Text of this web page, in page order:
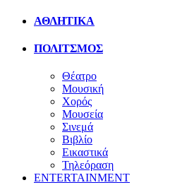
ΑΘΛΗΤΙΚΑ
ΠΟΛΙΤΣΜΟΣ
Θέατρο
Μουσική
Χορός
Μουσεία
Σινεμά
Βιβλίο
Εικαστικά
Τηλεόραση
ENTERTAINMENT